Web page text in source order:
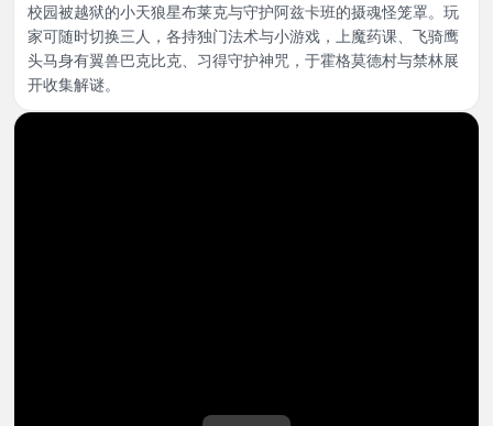
校园被越狱的小天狼星布莱克与守护阿兹卡班的摄魂怪笼罩。玩
家可随时切换三人，各持独门法术与小游戏，上魔药课、飞骑鹰
头马身有翼兽巴克比克、习得守护神咒，于霍格莫德村与禁林展
开收集解谜。